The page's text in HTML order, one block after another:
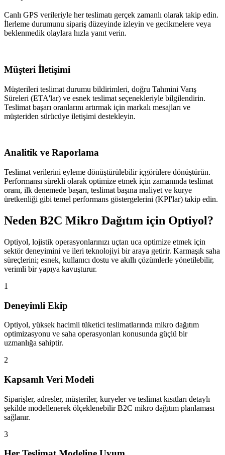
Canlı GPS verileriyle her teslimatı gerçek zamanlı olarak takip edin.
İlerleme durumunu sipariş düzeyinde izleyin ve gecikmelere veya
beklenmedik olaylara hızla yanıt verin.
Müşteri İletişimi
Müşterileri teslimat durumu bildirimleri, doğru Tahmini Varış
Süreleri (ETA'lar) ve esnek teslimat seçenekleriyle bilgilendirin.
Teslimat başarı oranlarını artırmak için markalı mesajları ve
müşteriden sürücüye iletişimi destekleyin.
Analitik ve Raporlama
Teslimat verilerini eyleme dönüştürülebilir içgörülere dönüştürün.
Performansı sürekli olarak optimize etmek için zamanında teslimat
oranı, ilk denemede başarı, teslimat başına maliyet ve kurye
üretkenliği gibi temel performans göstergelerini (KPI'lar) takip edin.
Neden B2C Mikro Dağıtım için Optiyol?
Optiyol, lojistik operasyonlarınızı uçtan uca optimize etmek için
sektör deneyimini ve ileri teknolojiyi bir araya getirir. Karmaşık saha
süreçlerini; esnek, kullanıcı dostu ve akıllı çözümlerle yönetilebilir,
verimli bir yapıya kavuşturur.
1
Deneyimli Ekip
Optiyol, yüksek hacimli tüketici teslimatlarında mikro dağıtım
optimizasyonu ve saha operasyonları konusunda güçlü bir
uzmanlığa sahiptir.
2
Kapsamlı Veri Modeli
Siparişler, adresler, müşteriler, kuryeler ve teslimat kısıtları detaylı
şekilde modellenerek ölçeklenebilir B2C mikro dağıtım planlaması
sağlanır.
3